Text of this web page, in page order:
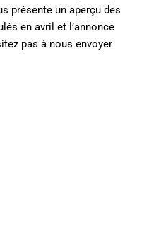
présente un aperçu des
en avril et l’annonce
pas à nous envoyer